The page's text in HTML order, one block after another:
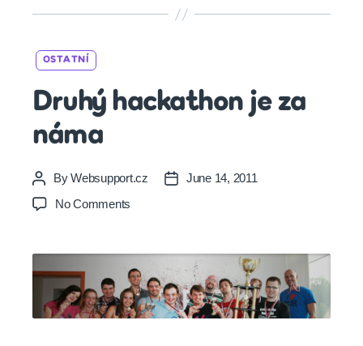
OSTATNÍ
Druhý hackathon je za
náma
Post
author
ByWebsupport.cz
PostJune 14, 2011
No Comments
je
za
náma